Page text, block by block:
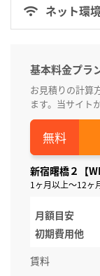
ネット環
基本料金プラ
お見積りの計算
ます。当サイト
新宿曙橋２【
1ヶ月以上～12ヶ
月額目安
初期費用他
賃料